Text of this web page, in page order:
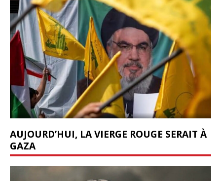
AUJOURD’HUI, LA VIERGE ROUGE SERAIT À
GAZA